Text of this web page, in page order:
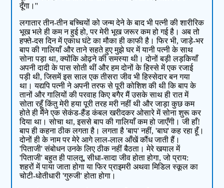
दूँगा।''
लगातार तीन-तीन बच्चियों को जन्म देने के बाद भी पत्नी की शारीरिक
भूख भले ही कम न हुई हो, पर मेरी भूख जरूर कम हो गई है। अब तो
हफ्ते-दस दिन में एकाध घंटे का मौका ही काफी है। फिर भी, जाड़े-भर
बाप की गालियाँ और ताने सहते हुए मुझे घर में यानी पत्नी के साथ
सोना पड़ा था, क्योंकि ओढ़ने की समस्या थी। दोनों बड़ी लड़कियाँ
अपनी दादी के पास सोती थीं और हम दोनों के हिस्से में एक रजाई
पड़ी थी, जिसमें इस साल एक तीसरा जीव भी हिस्सेदार बन गया
था। यद्यपि पत्नी ने अपनी तरफ से पूरी कोशिश की थी कि बाप के
तानों और गालियों की परवाह किए बगैर मैं उसके साथ ही रात में
सोता रहूँ किंतु मेरी हया पूरी तरह मरी नहीं थी और जाड़ा कुछ कम
होते ही मैंने एक सेकंड-हैंड कंबल खरीदकर ओसारे में सोना शुरू कर
दिया था। सोचा था, इससे बाप की गालियाँ कम हो जाएँगी। जी हाँ!
बाप ही कहना ठीक लगता है। लगता है 'बाप' नहीं, 'बाघ' कह रहा हूँ।
दोनों ही के नाम पर मेरे आगे लाल-लाल आँखें कौंध जाती हैं।
'पिताजी' संबोधन उनके लिए ठीक नहीं बैठता। मेरे खयाल में
'पिताजी' बहुत ही पालतू, सीधा-सादा जीव होता होगा, जो प्राय:
शहरों में पाया जाता होगा या फिर प्राइमरी अथवा मिडिल स्कूल का
चोटी-धोतीधारी 'गुरुजी' होता होगा।